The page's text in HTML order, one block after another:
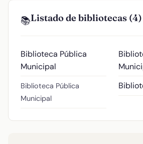
📚Listado de bibliotecas (4)
Biblioteca Pública
Municipal
Biblioteca Pública
Municipal